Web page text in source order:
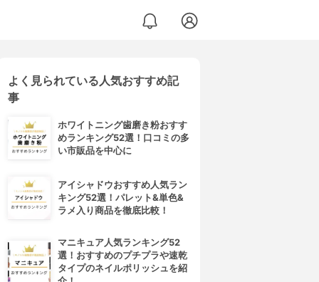
よく見られている人気おすすめ記
事
ホワイトニング歯磨き粉おすす
めランキング52選！口コミの多
い市販品を中心に
アイシャドウおすすめ人気ラン
キング52選！パレット&単色&
ラメ入り商品を徹底比較！
マニキュア人気ランキング52
選！おすすめのプチプラや速乾
タイプのネイルポリッシュを紹